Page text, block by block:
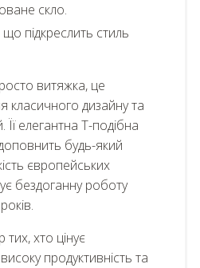
скло.
підкреслить стиль
витяжка, це
класичного дизайну та
Її елегантна Т-подібна
будь-який
європейських
бездоганну роботу
хто цінує
продуктивність та